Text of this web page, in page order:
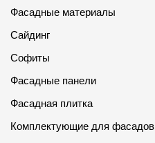
Фасадные материалы
Сайдинг
Софиты
Фасадные панели
Фасадная плитка
Комплектующие для фасадов